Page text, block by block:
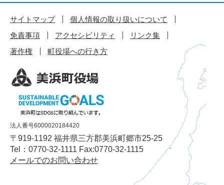
サイトマップ
個人情報の取り扱いについて
免責事項
アクセシビリティ
リンク集
著作権
町役場への行き方
法人番号6000020184420
〒919-1192 福井県三方郡美浜町郷市25-25
Tel：0770-32-1111 Fax:0770-32-1115
メールでのお問い合わせ